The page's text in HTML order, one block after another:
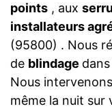
points , aux
installateurs
(95800) . Nous
de blindage
Nous
même la nuit sur